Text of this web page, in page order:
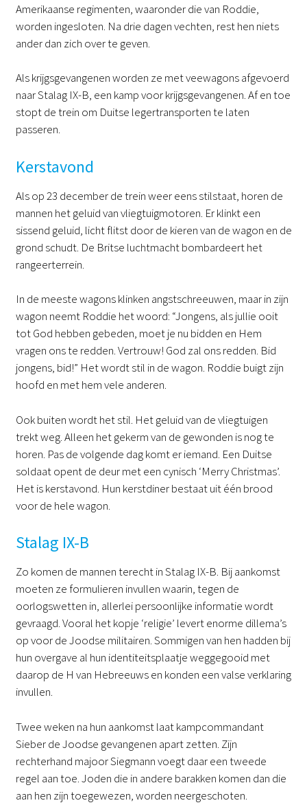
Amerikaanse regimenten, waaronder die van Roddie,
worden ingesloten. Na drie dagen vechten, rest hen niets
ander dan zich over te geven.
Als krijgsgevangenen worden ze met veewagons afgevoerd
naar Stalag IX-B, een kamp voor krijgsgevangenen. Af en toe
stopt de trein om Duitse legertransporten te laten
passeren.
Kerstavond
Als op 23 december de trein weer eens stilstaat, horen de
mannen het geluid van vliegtuigmotoren. Er klinkt een
sissend geluid, licht flitst door de kieren van de wagon en de
grond schudt. De Britse luchtmacht bombardeert het
rangeerterrein.
In de meeste wagons klinken angstschreeuwen, maar in zijn
wagon neemt Roddie het woord: “Jongens, als jullie ooit
tot God hebben gebeden, moet je nu bidden en Hem
vragen ons te redden. Vertrouw! God zal ons redden. Bid
jongens, bid!” Het wordt stil in de wagon. Roddie buigt zijn
hoofd en met hem vele anderen.
Ook buiten wordt het stil. Het geluid van de vliegtuigen
trekt weg. Alleen het gekerm van de gewonden is nog te
horen. Pas de volgende dag komt er iemand. Een Duitse
soldaat opent de deur met een cynisch ‘Merry Christmas’.
Het is kerstavond. Hun kerstdiner bestaat uit één brood
voor de hele wagon.
Stalag IX-B
Zo komen de mannen terecht in Stalag IX-B. Bij aankomst
moeten ze formulieren invullen waarin, tegen de
oorlogswetten in, allerlei persoonlijke informatie wordt
gevraagd. Vooral het kopje ‘religie’ levert enorme dillema’s
op voor de Joodse militairen. Sommigen van hen hadden bij
hun overgave al hun identiteitsplaatje weggegooid met
daarop de H van Hebreeuws en konden een valse verklaring
invullen.
Twee weken na hun aankomst laat kampcommandant
Sieber de Joodse gevangenen apart zetten. Zijn
rechterhand majoor Siegmann voegt daar een tweede
regel aan toe. Joden die in andere barakken komen dan die
aan hen zijn toegewezen, worden neergeschoten.